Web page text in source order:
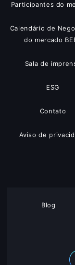
Participantes do
Calendário de
do mercado
Sala de
ESG
Contato
Aviso de
Blog